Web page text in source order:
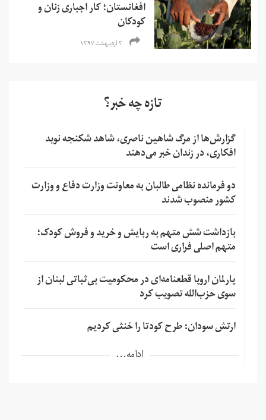
افغانستان؛ کار اجباری زنان و
کودکان
۳ اردیبهشت ۱۳۹۷
تازه چه خبر؟
گزارش‌ها از مرگ شاهین ناصری، شاهد شکنجه نوید
افکاری، در زندان خبر می‌دهند
دو فرمانده نظامی طالبان به معاونت وزارت دفاع و وزارت
کشور منصوب شدند
بازداشت شش متهم به ربایش و خرید و فروش کودک؛
متهم اصلی فراری است
پارلمان اروپا قطعنامه‌ای در محکومیت بی‌ثباتی لبنان از
سوی حزب‌الله تصویب کرد
ارتش سودان: طرح کودتا را خنثی کردیم
ادامه...